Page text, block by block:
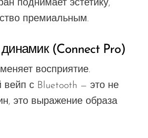
поднимает эстетику,
премиальным.
(Connect Pro)
восприятие.
с Bluetooth — это не
это выражение образа